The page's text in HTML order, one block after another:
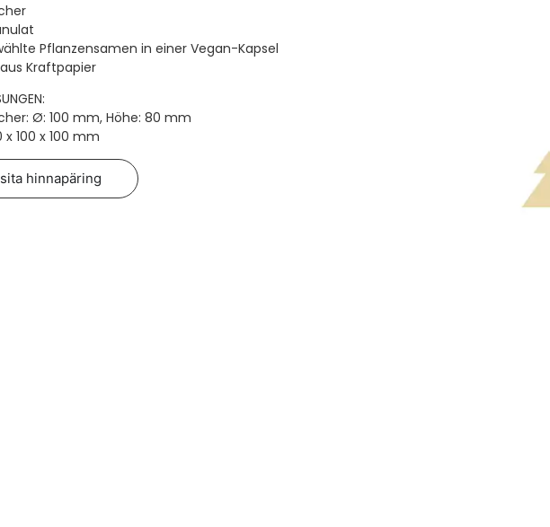
Pflanzensamen in einer Vegan-Kapsel
Kraftpapier
Ø: 100 mm, Höhe: 80 mm
x 100 x 100 mm
hinnapäring